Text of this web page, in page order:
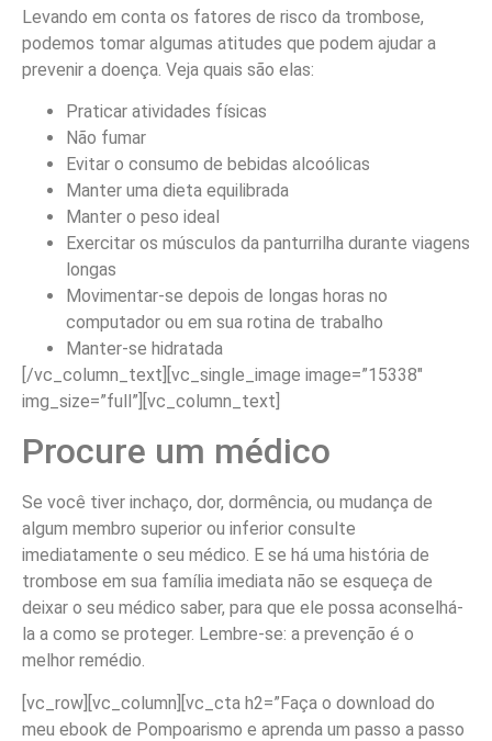
Levando em conta os fatores de risco da trombose,
podemos tomar algumas atitudes que podem ajudar a
prevenir a doença. Veja quais são elas:
Praticar atividades físicas
Não fumar
Evitar o consumo de bebidas alcoólicas
Manter uma dieta equilibrada
Manter o peso ideal
Exercitar os músculos da panturrilha durante viagens
longas
Movimentar-se depois de longas horas no
computador ou em sua rotina de trabalho
Manter-se hidratada
[/vc_column_text][vc_single_image image=”15338″
img_size=”full”][vc_column_text]
Procure um médico
Se você tiver inchaço, dor, dormência, ou mudança de
algum membro superior ou inferior consulte
imediatamente o seu médico. E se há uma história de
trombose em sua família imediata não se esqueça de
deixar o seu médico saber, para que ele possa aconselhá-
la a como se proteger. Lembre-se: a prevenção é o
melhor remédio.
[vc_row][vc_column][vc_cta h2=”Faça o download do
meu ebook de Pompoarismo e aprenda um passo a passo